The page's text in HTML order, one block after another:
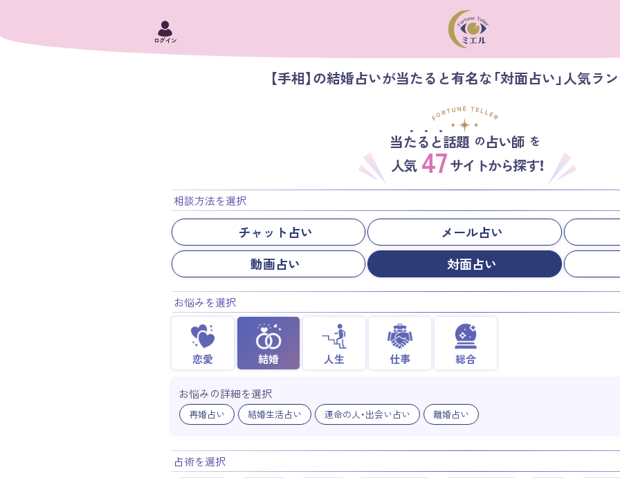
ログイン
【手相】の結婚占いが当たると有名な「対面占い」人気ラ
当たると話題 の占い師 を
人気 47 サイトから探す！
相談方法を選択
チャット占い
メール占い
動画占い
対面占い
お悩みを選択
恋愛 結婚 人生 仕事 総合
お悩みの詳細を選択
再婚占い 結婚生活占い 運命の人・出会い占い 離婚占い
占術を選択